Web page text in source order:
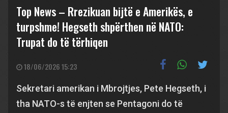
Top News – Rrezikuan bijtë e Amerikës, e
turpshme! Hegseth shpërthen në NATO:
Trupat do të tërhiqen
18/06/2026 15:23
Sekretari amerikan i Mbrojtjes, Pete Hegseth, i
tha NATO-s të enjten se Pentagoni do të